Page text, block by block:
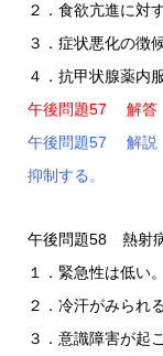
２．食欲亢進に対
３．症状悪化の徴
４．抗甲状腺薬内
午後問題57 解
午後問題57 解説
抑制する。
午後問題58 熱射
１．緊急性は低い。
２．冷汗がみられる
３．意識障害が起こ